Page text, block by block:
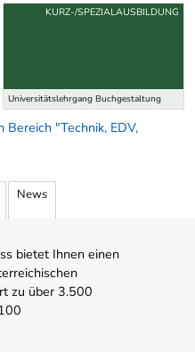
Universitätslehrgang Buchgestaltung
KURZ-/SPEZIALAUSBILDUNG
"Technik, EDV,
News
bietet Ihnen einen
zu über 3.500